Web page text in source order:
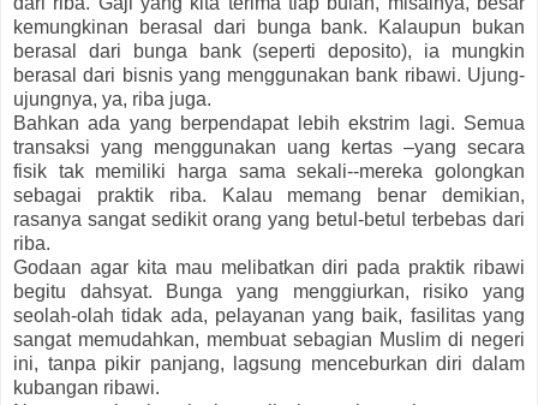
kemungkinan berasal dari bunga bank. Kalaupun bukan
berasal dari bunga bank (seperti deposito), ia mungkin
berasal dari bisnis yang menggunakan bank ribawi. Ujung-
ujungnya, ya, riba juga.
Bahkan ada yang berpendapat lebih ekstrim lagi. Semua
transaksi yang menggunakan uang kertas –yang secara
fisik tak memiliki harga sama sekali--mereka golongkan
sebagai praktik riba. Kalau memang benar demikian,
rasanya sangat sedikit orang yang betul-betul terbebas dari
riba.
Godaan agar kita mau melibatkan diri pada praktik ribawi
begitu dahsyat. Bunga yang menggiurkan, risiko yang
seolah-olah tidak ada, pelayanan yang baik, fasilitas yang
sangat memudahkan, membuat sebagian Muslim di negeri
ini, tanpa pikir panjang, lagsung menceburkan diri dalam
kubangan ribawi.